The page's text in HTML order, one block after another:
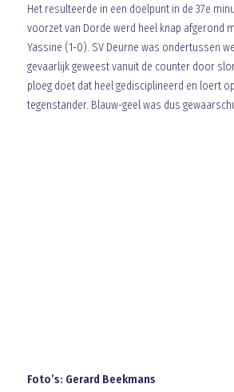
Het resulteerde in een doelpunt in de 37e
voorzet van Dorde werd heel knap afgerond
Yassine (1-0). SV Deurne was ondertussen
gevaarlijk geweest vanuit de counter door
ploeg doet dat heel gedisciplineerd en loert
tegenstander. Blauw-geel was dus
Foto’s: Gerard Beekmans